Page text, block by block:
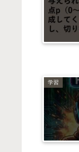
学習